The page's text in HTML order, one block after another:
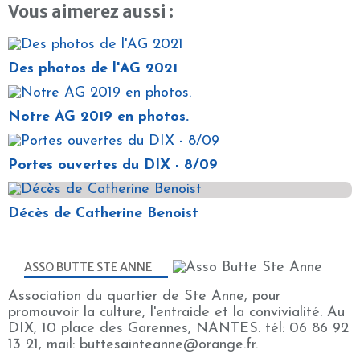
Vous aimerez aussi :
Des photos de l'AG 2021
Notre AG 2019 en photos.
Portes ouvertes du DIX - 8/09
Décès de Catherine Benoist
ASSO BUTTE STE ANNE
Association du quartier de Ste Anne, pour
promouvoir la culture, l'entraide et la convivialité. Au
DIX, 10 place des Garennes, NANTES. tél: 06 86 92
13 21, mail: buttesainteanne@orange.fr.